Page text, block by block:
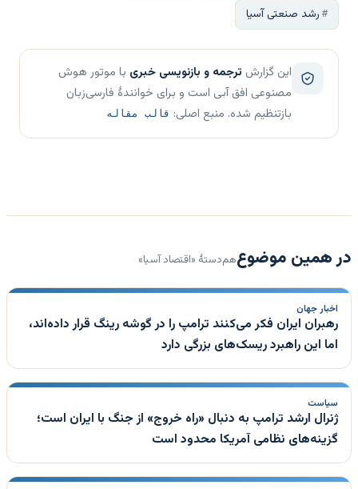
رشد صنعتی آسیا
این گزارش ترجمه و بازنویسی خبری با موتور هوش
مصنوعی افق آبی است و برای خوانندهٔ فارسی‌زبان
بازتنظیم شده. منبع اصلی: قالب مقاله
در همین موضوعهم‌دستهٔ «اقتصاد آسیا»
اخبار جهان
رهبران ایران فکر می‌کنند ترامپ را در گوشه رینگ قرار داده‌اند،
اما این راهبرد ریسک‌های بزرگی دارد
سیاست
ژنرال ارشد ترامپ به دنبال «راه خروج» از جنگ با ایران است؛
گزینه‌های نظامی آمریکا محدود است